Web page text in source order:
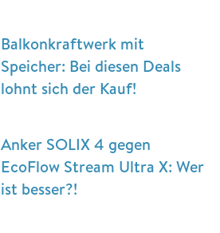
Balkonkraftwerk mit
Speicher: Bei diesen Deals
lohnt sich der Kauf!
Anker SOLIX 4 gegen
EcoFlow Stream Ultra X: Wer
ist besser?!